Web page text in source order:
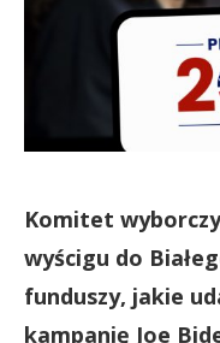
Komitet
wyścigu do
funduszy, jakie
kampanię Joe